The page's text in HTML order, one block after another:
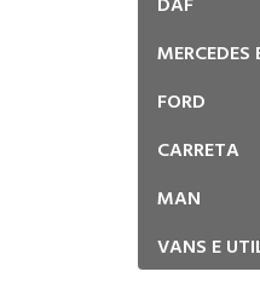
MERCEDES
FORD
CARRETA
MAN
VANS E